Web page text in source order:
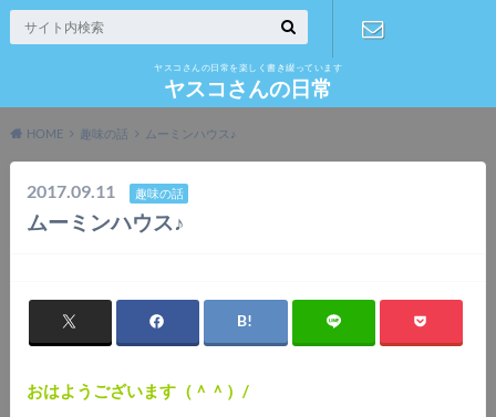
ヤスコさんの日常を楽しく書き綴っています
ヤスコさんの日常
HOME 趣味の話 ムーミンハウス♪
2017.09.11 趣味の話
ムーミンハウス♪
おはようございます（＾＾）/